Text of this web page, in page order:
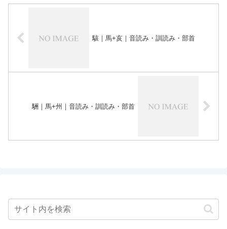
駭｜馬+亥｜音読み・訓読み・部首
駲｜馬+州｜音読み・訓読み・部首